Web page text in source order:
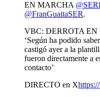
EN MARCHA
@FranGuaitaSER.
VBC: DERROTA
‘Según ha podido saber
castigó ayer a la
fueron directamente a
contacto’
DIRECTO en X